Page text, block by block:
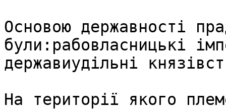
Основою державності
були:рабовласницькі
державиудільні
На території якого